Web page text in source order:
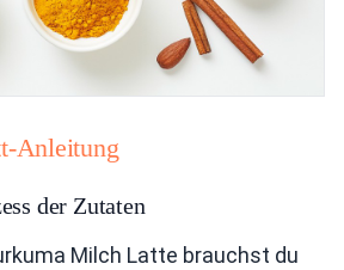
Anleitung
der Zutaten
Milch Latte brauchst du